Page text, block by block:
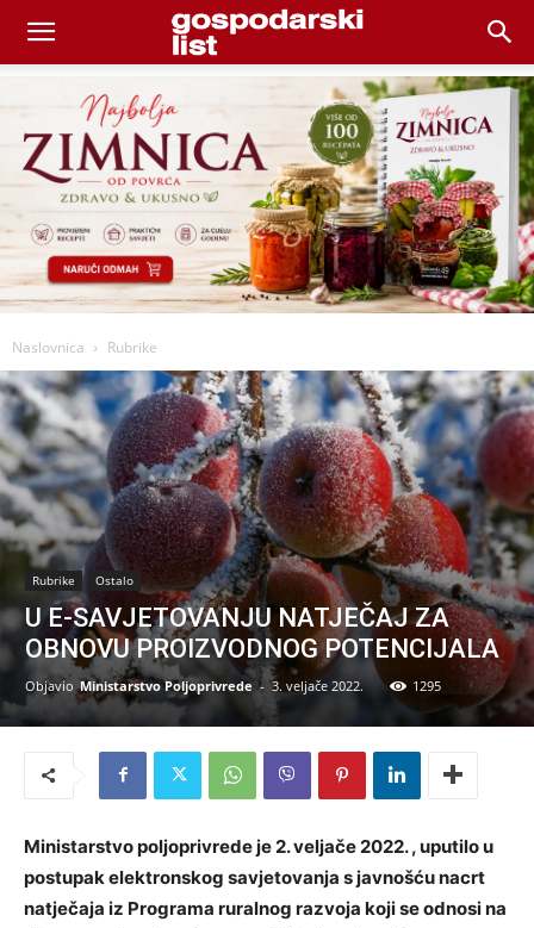
Naslovnica Rubrike
Rubrike Ostalo
U E-SAVJETOVANJU NATJEČAJ ZA
OBNOVU PROIZVODNOG POTENCIJALA
Objavio Ministarstvo Poljoprivrede - 3. veljače 2022. 1295
Ministarstvo poljoprivrede je 2. veljače 2022. , uputilo u
postupak elektronskog savjetovanja s javnošću nacrt
natječaja iz Programa ruralnog razvoja koji se odnosi na